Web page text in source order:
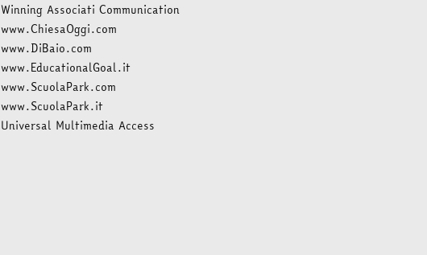
Winning Associati Communication
www.ChiesaOggi.com
www.DiBaio.com
www.EducationalGoal.it
www.ScuolaPark.com
www.ScuolaPark.it
Universal Multimedia Access